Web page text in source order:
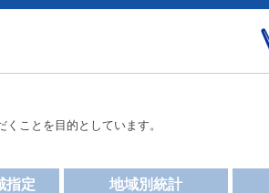
ことを目的としています。
地域別統計
指定